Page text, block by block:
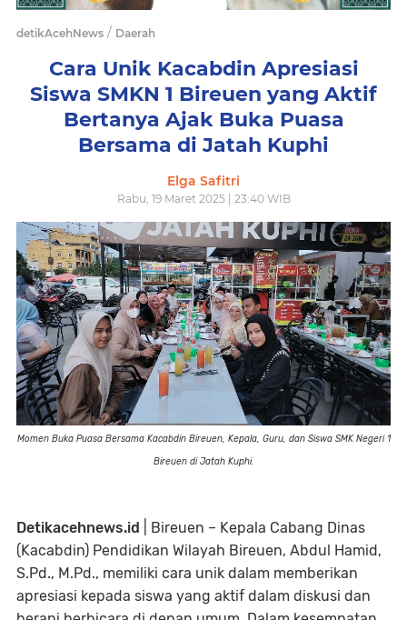
detikAcehNews / Daerah
Cara Unik Kacabdin Apresiasi
Siswa SMKN 1 Bireuen yang Aktif
Bertanya Ajak Buka Puasa
Bersama di Jatah Kuphi
Elga Safitri
Rabu, 19 Maret 2025 | 23:40 WIB
Momen Buka Puasa Bersama Kacabdin Bireuen, Kepala, Guru, dan Siswa SMK Negeri 1
Bireuen di Jatah Kuphi.
Detikacehnews.id | Bireuen – Kepala Cabang Dinas
(Kacabdin) Pendidikan Wilayah Bireuen, Abdul Hamid,
S.Pd., M.Pd., memiliki cara unik dalam memberikan
apresiasi kepada siswa yang aktif dalam diskusi dan